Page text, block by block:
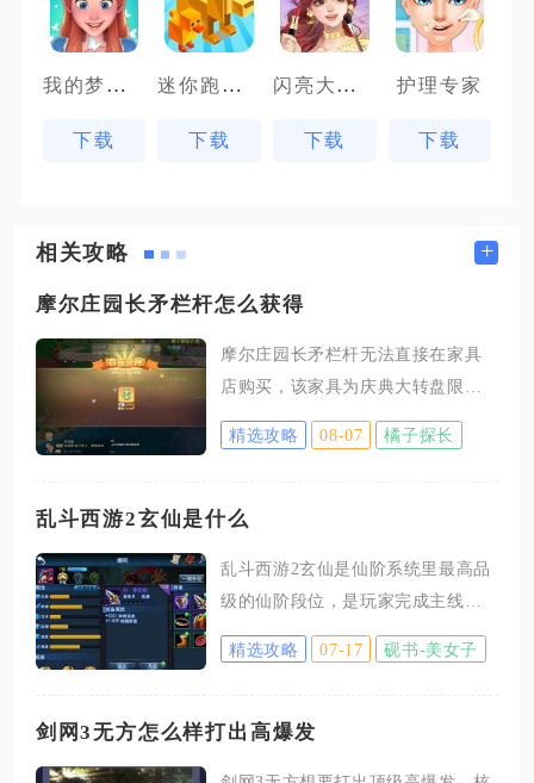
我的梦幻城堡
下载
迷你跑酷方块免费版
下载
闪亮大作战
下载
护理专家
下载
相关攻略 +
摩尔庄园长矛栏杆怎么获得
摩尔庄园长矛栏杆无法直接在家具
店购买，该家具为庆典大转盘限定
抽奖产出，没有稳定直购渠道，仅
可通过对应活动转盘抽取获取。很
栏混淆，普通木质、巧克力、橡木
消耗摩尔豆入手，但长矛栏杆属于
活动限定装饰家具，并不会出现在
家具商店的商品列表当中，即便提
刷新家具店套件、提升NPC好感，
依旧找不到长矛栏杆，本质就是混
精选攻略 08-07 橘子探长
乱斗西游2玄仙是什么
乱斗西游2玄仙是仙阶系统里最高品
级的仙阶段位，是玩家完成主线解
锁仙阶玩法后，持续积累功勋逐级
晋升的最终仙位，整体仙阶体系从
真仙、金仙、玄仙六大阶段，每个
精选攻略 07-17 砚书-美女子
剑网3无方怎么样打出高爆发